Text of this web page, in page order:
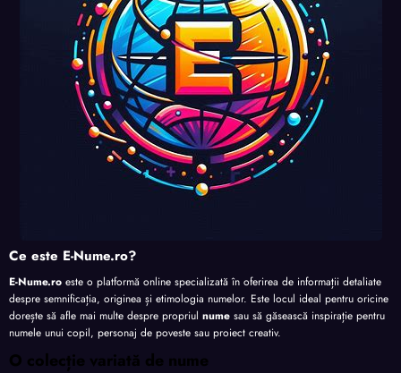
te
te
Ce este E-Nume.ro?
E-Nume.ro este o platformă online specializată în oferirea de informații detaliate
despre semnificația, originea și etimologia numelor. Este locul ideal pentru oricine
dorește să afle mai multe despre propriul nume sau să găsească inspirație pentru
numele unui copil, personaj de poveste sau proiect creativ.
O colecție variată de nume